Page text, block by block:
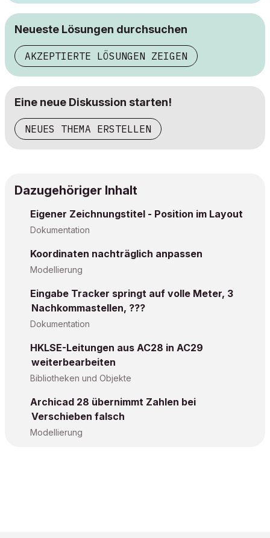
Neueste Lösungen durchsuchen
AKZEPTIERTE LÖSUNGEN ZEIGEN
Eine neue Diskussion starten!
NEUES THEMA ERSTELLEN
Dazugehöriger Inhalt
Eigener Zeichnungstitel - Position im Layout
Dokumentation
Koordinaten nachträglich anpassen
Modellierung
Eingabe Tracker springt auf volle Meter, 3
Nachkommastellen, ???
Dokumentation
HKLSE-Leitungen aus AC28 in AC29
weiterbearbeiten
Bibliotheken und Objekte
Archicad 28 übernimmt Zahlen bei
Verschieben falsch
Modellierung